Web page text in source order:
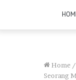
Home /
Seorang